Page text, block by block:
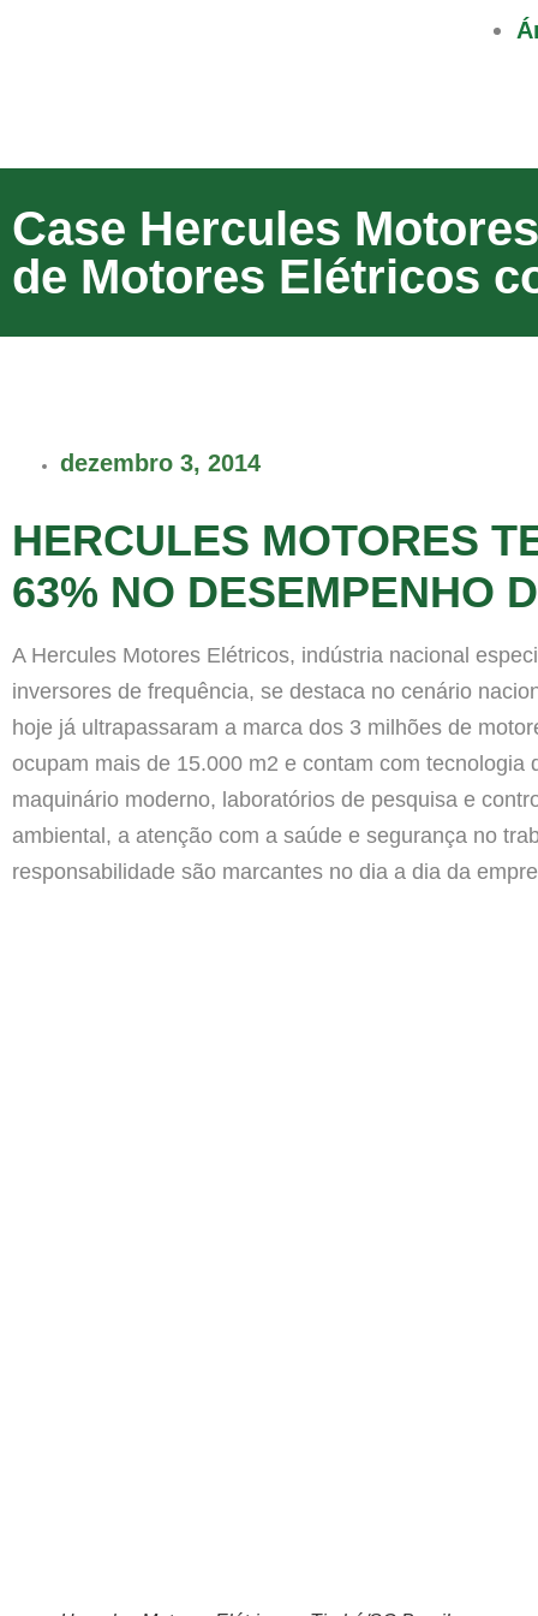
Case Hercules
de Motores Elétricos
dezembro 3, 2014
HERCULES MOTORES
63% NO DESEMPENHO
A Hercules Motores Elétricos, indústria nacional
inversores de frequência, se destaca no cenário
hoje já ultrapassaram a marca dos 3 milhões de
ocupam mais de 15.000 m2 e contam com tecnologia
maquinário moderno, laboratórios de pesquisa e
ambiental, a atenção com a saúde e segurança no
responsabilidade são marcantes no dia a dia da